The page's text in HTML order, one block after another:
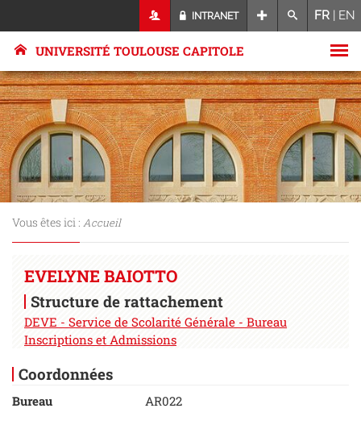
INTRANET FR | EN
UNIVERSITÉ TOULOUSE CAPITOLE
Vous êtes ici : Accueil
EVELYNE BAIOTTO
Structure de rattachement
DEVE - Service de Scolarité Générale - Bureau
Inscriptions et Admissions
Coordonnées
Bureau AR022